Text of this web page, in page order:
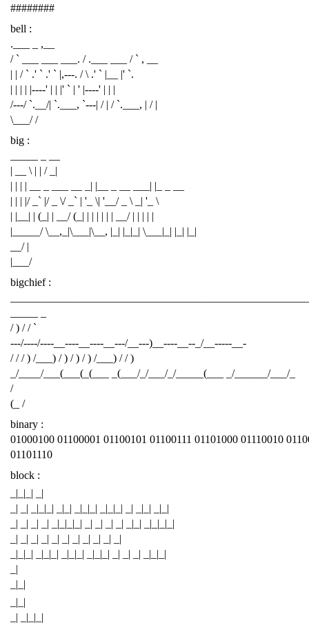
########
bell :
.___ _ ,__
/ ` ___ ___ ___. / .___ ___ / ` , __
| | / ` .' ` .' ` |,---. / \ .' ` |__ |' `.
| | | | |----' | | |' ` | ' |----' | | |
/---/ `.__/| `.___, `---| / | / `.___, | / |
\___/ /
big :
| __ \ | | / _|
| | | | __ _ ___ __ _| |__ _ __ ___| |_ _ __
| | | |/ _` |/ _ \/ _` | '_ \| '__/ _ \ _| '_ \
| |__| | (_| | __/ (_| | | | | | | __/ | | | | |
|_____/ \__,_|\___|\__, |_| |_|_| \___|_| |_| |_|
__/ |
|___/
bigchief :
/ ) / / `
---/----/----__----__----__---/__---)__----__--_/__-----__-
/ / / ) /___) / ) / ) / ) /___) / / )
_/____/___(___(_(___ _(___/_/___/_/_____(___ _/______/___/_
/
(_ /
binary :
01000100 01100001 01100101 01100111 01101000 01110010
01101110
block :
_|_|_| _|
_| _| _|_|_| _|_| _|_|_| _|_|_| _| _|_| _|_|
_| _| _| _| _|_|_|_| _| _| _| _| _|_| _|_|_|_|
_| _| _| _| _| _| _| _| _| _| _|
_|_|_| _|_|_| _|_|_| _|_|_| _| _| _| _|_|_|
_|
_|_|
_|_|
_| _|_|_|